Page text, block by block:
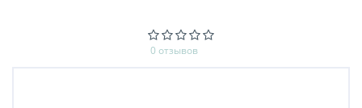
0 отзывов